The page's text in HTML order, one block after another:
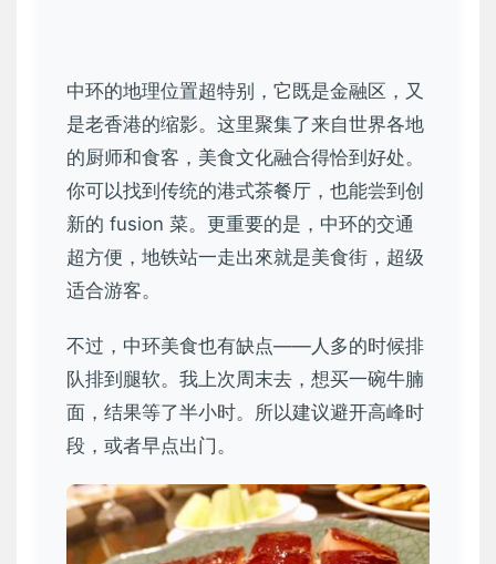
中环的地理位置超特别，它既是金融区，又
是老香港的缩影。这里聚集了来自世界各地
的厨师和食客，美食文化融合得恰到好处。
你可以找到传统的港式茶餐厅，也能尝到创
新的 fusion 菜。更重要的是，中环的交通
超方便，地铁站一走出來就是美食街，超级
适合游客。
不过，中环美食也有缺点——人多的时候排
队排到腿软。我上次周末去，想买一碗牛腩
面，结果等了半小时。所以建议避开高峰时
段，或者早点出门。